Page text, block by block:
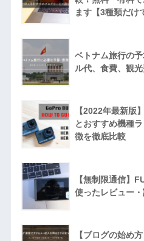
ます【3種類だけ
ベトナム旅行の
ル代、食費、観
【2022年最新版
とおすすめ機種
徴を徹底比較
【無制限通信】
使ったレビュー
【ブログの始め